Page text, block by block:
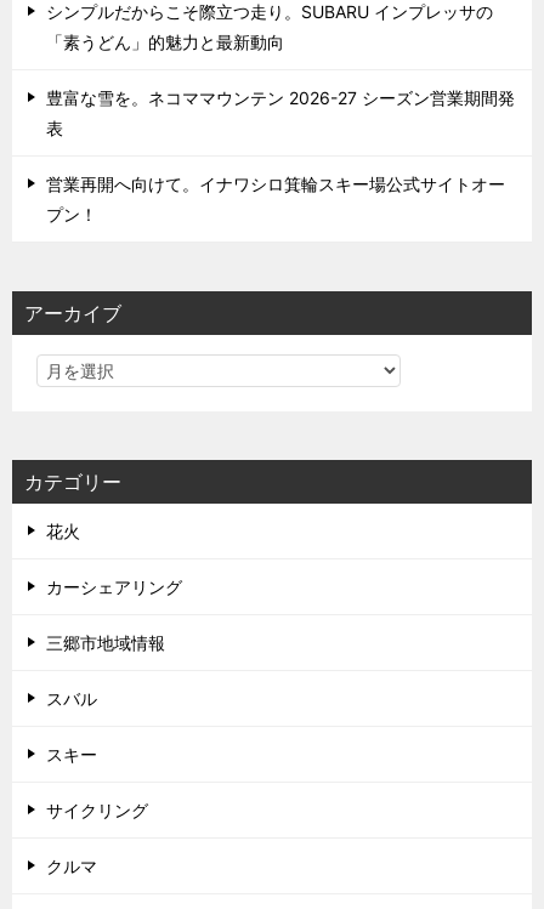
シンプルだからこそ際立つ走り。SUBARU インプレッサの
「素うどん」的魅力と最新動向
豊富な雪を。ネコママウンテン 2026-27 シーズン営業期間発
表
営業再開へ向けて。イナワシロ箕輪スキー場公式サイトオー
プン！
アーカイブ
カテゴリー
花火
カーシェアリング
三郷市地域情報
スバル
スキー
サイクリング
クルマ